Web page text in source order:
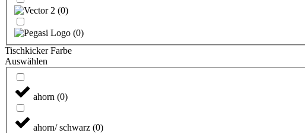
(0)
(0)
Tischkicker Farbe
Auswählen
ahorn (0)
ahorn/ schwarz (0)